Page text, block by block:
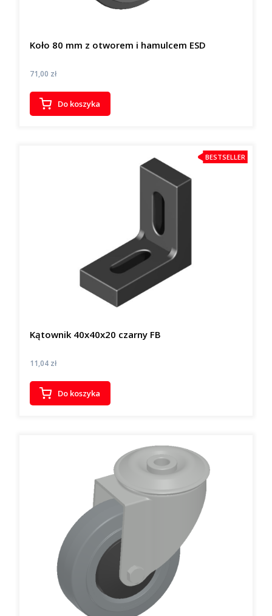
Koło 80 mm z otworem i hamulcem ESD
Cena
71,00 zł
Do koszyka
BESTSELLER
Kątownik 40x40x20 czarny FB
Cena
11,04 zł
Do koszyka